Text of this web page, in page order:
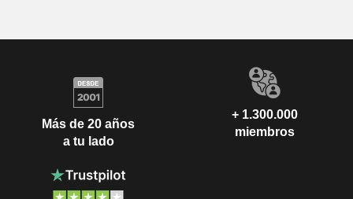
Más de 20 años
a tu lado
+ 1.300.000
miembros